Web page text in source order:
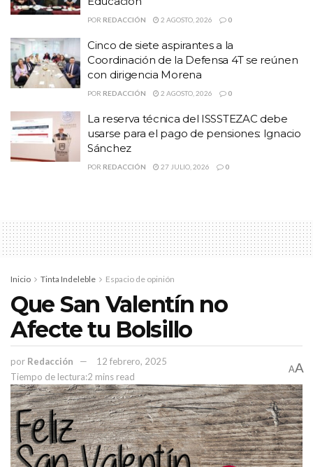
Informó que en un plazo de cinco días, se estará presentando al
nuevo director o directora que estará al frente de la UNEME de
Urgencias.
Temas:
#Destituyen a responsable de la UNEME
Zacatecas
Lo Mas Destacado
Norma Castorena Berelleza
POR REDACCIÓN 2 AGOSTO, 2026 0
Cinco de siete aspirantes a la
Coordinación de la Defensa 4T se reúnen
con dirigencia Morena
POR REDACCIÓN 2 AGOSTO, 2026 0
La reserva técnica del ISSSTEZAC debe
usarse para el pago de pensiones: Ignacio
Sánchez
POR REDACCIÓN 27 JULIO, 2026 0
Inicio Tinta Indeleble Espacio de opinión
Que San Valentín no
Afecte tu Bolsillo
por Redacción
12 febrero, 2025
Tiempo de lectura:2 mins read
AA